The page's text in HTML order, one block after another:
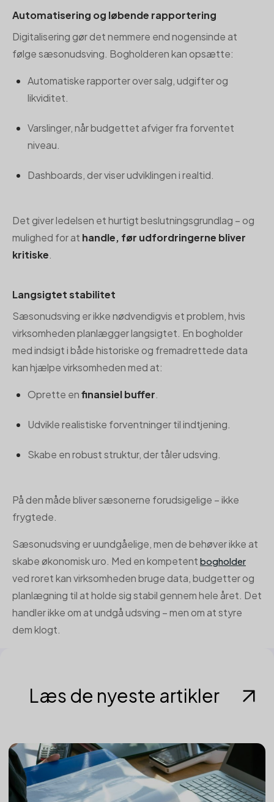
Automatisering og løbende rapportering
Digitalisering gør det nemmere end nogensinde at
følge sæsonudsving. Bogholderen kan opsætte:
Automatiske rapporter over salg, udgifter og
likviditet.
Varslinger, når budgettet afviger fra forventet
niveau.
Dashboards, der viser udviklingen i realtid.
Det giver ledelsen et hurtigt beslutningsgrundlag – og
mulighed for at handle, før udfordringerne bliver
kritiske.
Langsigtet stabilitet
Sæsonudsving er ikke nødvendigvis et problem, hvis
virksomheden planlægger langsigtet. En bogholder
med indsigt i både historiske og fremadrettede data
kan hjælpe virksomheden med at:
Oprette enfinansiel buffer.
Udvikle realistiske forventninger til indtjening.
Skabe en robust struktur, der tåler udsving.
På den måde bliver sæsonerne forudsigelige – ikke
frygtede.
Sæsonudsving er uundgåelige, men de behøver ikke at
skabe økonomisk uro. Med en kompetent bogholder
ved roret kan virksomheden bruge data, budgetter og
planlægning til at holde sig stabil gennem hele året. Det
handler ikke om at undgå udsving – men om at styre
dem klogt.
Læs de nyeste artikler